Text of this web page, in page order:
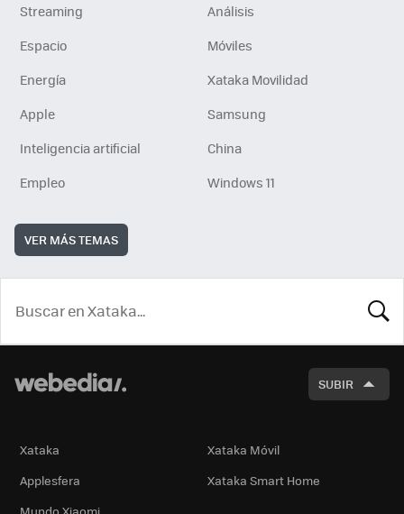
Streaming
Análisis
Espacio
Móviles
Energía
Xataka Movilidad
Apple
Samsung
Inteligencia artificial
China
Empleo
Windows 11
VER MÁS TEMAS
SUBIR
Xataka
Xataka Móvil
Applesfera
Xataka Smart Home